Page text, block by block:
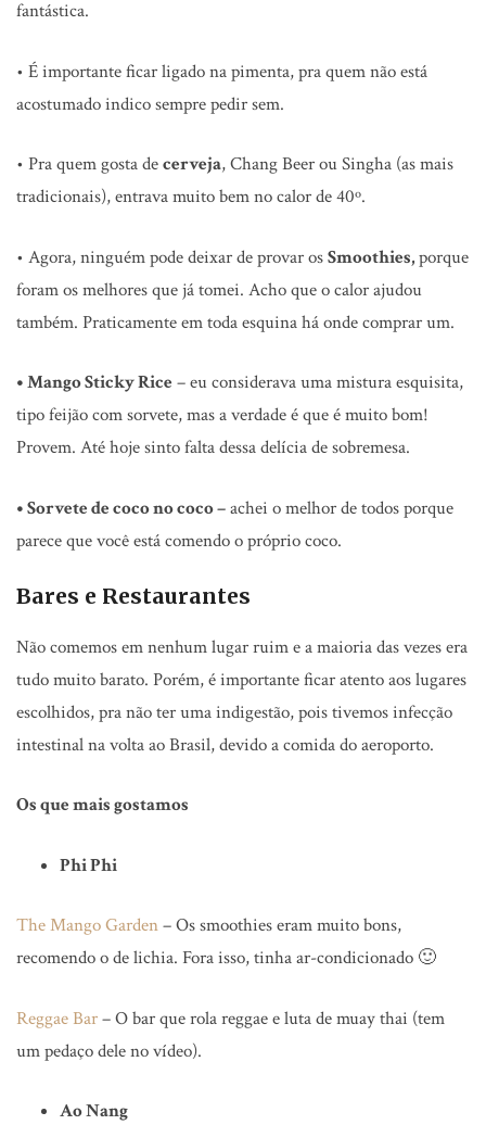
fantástica.
• É importante ficar ligado na pimenta, pra quem não está
acostumado indico sempre pedir sem.
• Pra quem gosta decerveja, Chang Beer ou Singha (as mais
tradicionais), entrava muito bem no calor de 40º.
• Agora, ninguém pode deixar de provar osSmoothies,porque
foram os melhores que já tomei. Acho que o calor ajudou
também. Praticamente em toda esquina há onde comprar um.
• Mango Sticky Rice – eu considerava uma mistura esquisita,
tipo feijão com sorvete, mas a verdade é que é muito bom!
Provem. Até hoje sinto falta dessa delícia de sobremesa.
• Sorvete de coco no coco –achei o melhor de todos porque
parece que você está comendo o próprio coco.
Bares e Restaurantes
Não comemos em nenhum lugar ruim e a maioria das vezes era
tudo muito barato. Porém, é importante ficar atento aos lugares
escolhidos, pra não ter uma indigestão, pois tivemos infecção
intestinal na volta ao Brasil, devido a comida do aeroporto.
Os que mais gostamos
Phi Phi
The Mango Garden– Os smoothies eram muito bons,
recomendo o de lichia. Fora isso, tinha ar-condicionado 🙂
Reggae Bar– O bar que rola reggae e luta de muay thai (tem
um pedaço dele no vídeo).
Ao Nang